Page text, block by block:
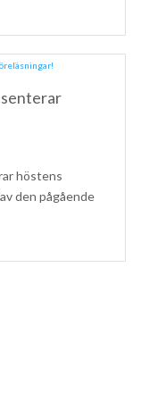
höstens
den pågående